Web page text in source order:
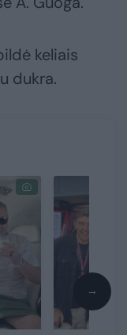
keliais
dukra.
→